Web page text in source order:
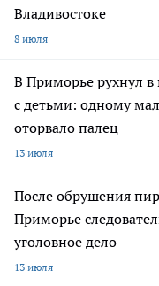
Владивостоке
8 июля
В Приморье рухнул в
с детьми: одному
оторвало палец
13 июля
После обрушения
Приморье
уголовное дело
13 июля